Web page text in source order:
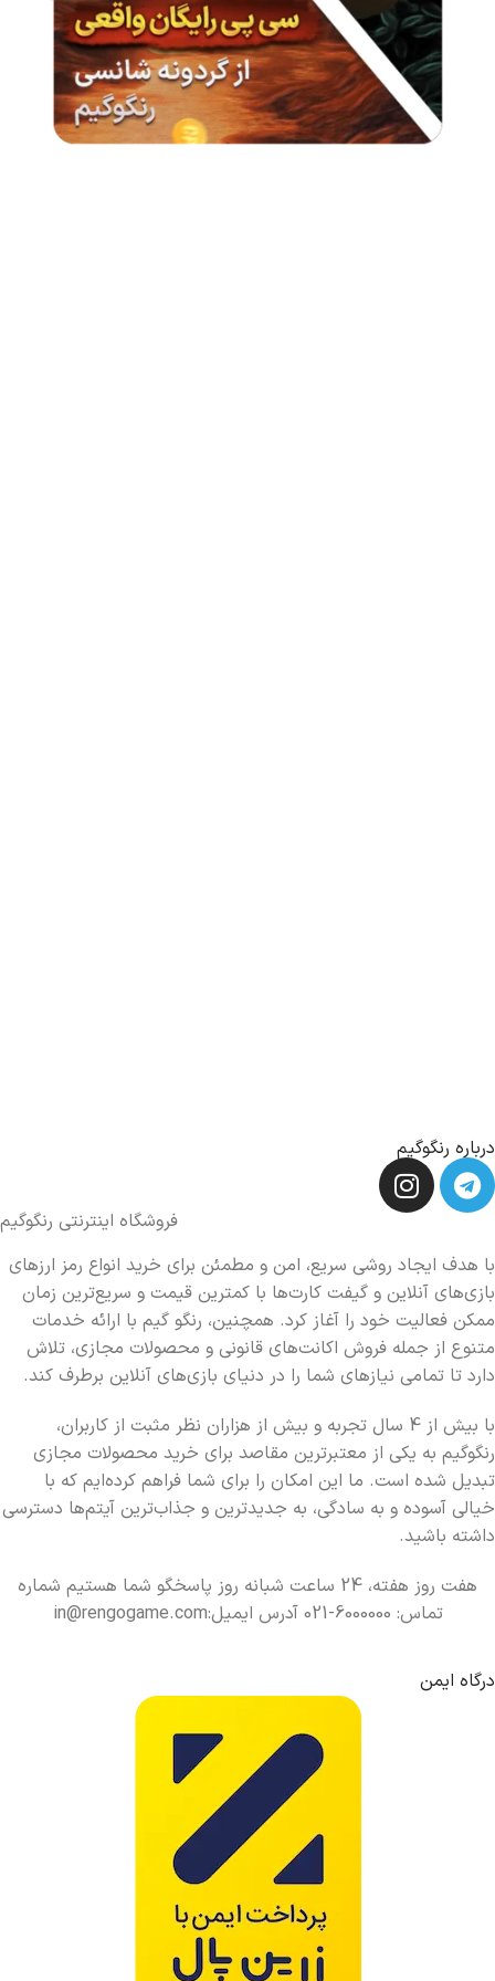
درباره رنگوگیم
فروشگاه اینترنتی رنگوگیم
با هدف ایجاد روشی سریع، امن و مطمئن برای خرید انواع رمز ارزهای
بازی‌های آنلاین و گیفت کارت‌ها با کمترین قیمت و سریع‌ترین زمان
ممکن فعالیت خود را آغاز کرد. همچنین، رنگو گیم با ارائه خدمات
متنوع از جمله فروش اکانت‌های قانونی و محصولات مجازی، تلاش
دارد تا تمامی نیازهای شما را در دنیای بازی‌های آنلاین برطرف کند.
با بیش از 4 سال تجربه و بیش از هزاران نظر مثبت از کاربران،
رنگوگیم به یکی از معتبرترین مقاصد برای خرید محصولات مجازی
تبدیل شده است. ما این امکان را برای شما فراهم کرده‌ایم که با
خیالی آسوده و به سادگی، به جدیدترین و جذاب‌ترین آیتم‌ها دسترسی
داشته باشید.
هفت روز هفته، 24 ساعت شبانه روز پاسخگو شما هستیم شماره
تماس: 6000000-021 آدرس ایمیل:in@rengogame.com
درگاه ایمن